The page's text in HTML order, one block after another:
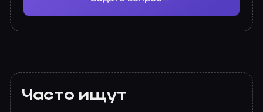
Часто ищут